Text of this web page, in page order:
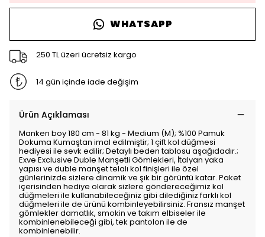
WHATSAPP
250 TL üzeri ücretsiz kargo
14 gün içinde iade değişim
Ürün Açıklaması
Manken boy 180 cm - 81 kg - Medium (M); %100 Pamuk
Dokuma Kumaştan imal edilmiştir; 1 çift kol düğmesi
hediyesi ile sevk edilir; Detaylı beden tablosu aşağıdadır.;
Exve Exclusive Duble Manşetli Gömlekleri, İtalyan yaka
yapısı ve duble manşet telalı kol finişleri ile özel
günlerinizde sizlere dinamik ve şık bir görüntü katar. Paket
içerisinden hediye olarak sizlere göndereceğimiz kol
düğmeleri ile kullanabileceğiniz gibi dilediğiniz farklı kol
düğmeleri ile de ürünü kombinleyebilirsiniz. Fransız manşet
gömlekler damatlık, smokin ve takım elbiseler ile
kombinlenebileceği gibi, tek pantolon ile de
kombinlenebilir.